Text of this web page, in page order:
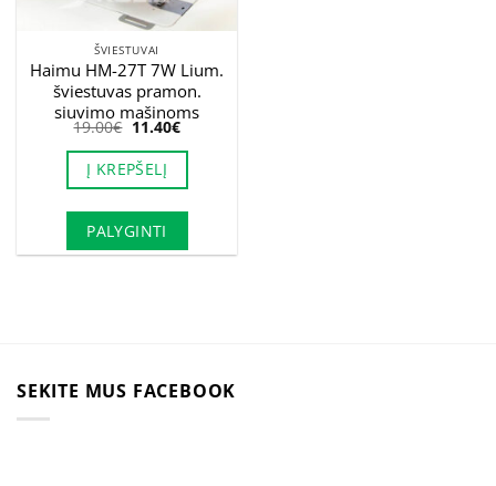
ŠVIESTUVAI
Haimu HM-27T 7W Lium.
šviestuvas pramon.
siuvimo mašinoms
19.00€ Original
was:
19.00€.
11.40€Current
is:
Į KREPŠELĮ
PALYGINTI
SEKITE MUS FACEBOOK